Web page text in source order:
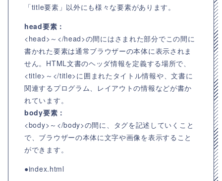
「title要素」以外にも様々な要素があります。
head要素：
<head>～</head>の間にはさまれた部分でこの間に
書かれた要素は通常ブラウザーの本体に表示されま
せん。HTML文書のヘッダ情報を定義する場所で、
<title>～</title>に囲まれたタイトル情報や、文書に
関連するプログラム、レイアウトの情報などが書か
れています。
body要素：
<body>～</body>の間に、タグを記述していくこと
で、ブラウザーの本体に文字や画像を表示すること
ができます。
●index.html